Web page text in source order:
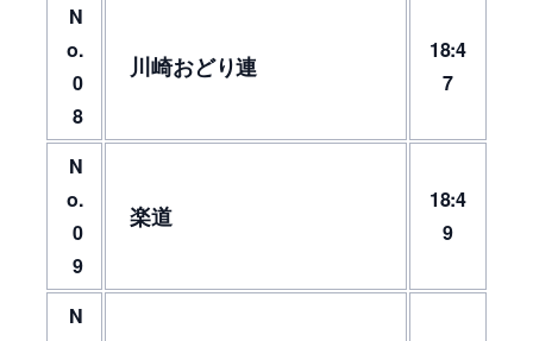
N
o.
0
8
川崎おどり連
18:4
7
N
o.
0
9
楽道
18:4
9
N